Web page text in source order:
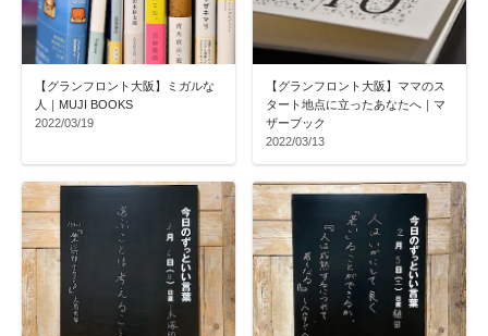
【グランフロント大阪】ミガルな
人｜MUJI BOOKS
2022/03/19
【グランフロント大阪】ママのス
タート地点に立ったあなたへ｜マ
ザーブック
2022/03/13